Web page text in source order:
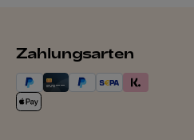
Zahlungsarten